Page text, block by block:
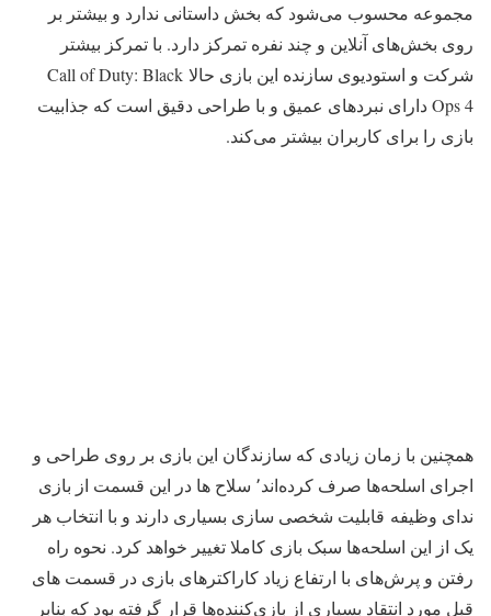
مجموعه محسوب می‌شود که بخش داستانی ندارد و بیشتر بر
روی بخش‌های آنلاین و چند نفره تمرکز دارد. با تمرکز بیشتر
شرکت و استودیوی سازنده این بازی حالا Call of Duty: Black
Ops 4 دارای نبردهای عمیق و با طراحی دقیق است که جذابیت
بازی را برای کاربران بیشتر می‌کند.
همچنین با زمان زیادی که سازندگان این بازی بر روی طراحی و
اجرای اسلحه‌ها صرف کرده‌اند٬ سلاح ها در این قسمت از بازی
ندای وظیفه قابلیت شخصی سازی بسیاری دارند و با انتخاب هر
یک از این اسلحه‌ها سبک بازی کاملا تغییر خواهد کرد. نحوه راه
رفتن و پرش‌های با ارتفاع زیاد کاراکترهای بازی در قسمت های
قبل مورد انتقاد بسیاری از باز‌ی‌کننده‌ها قرار گرفته بود که بنابر